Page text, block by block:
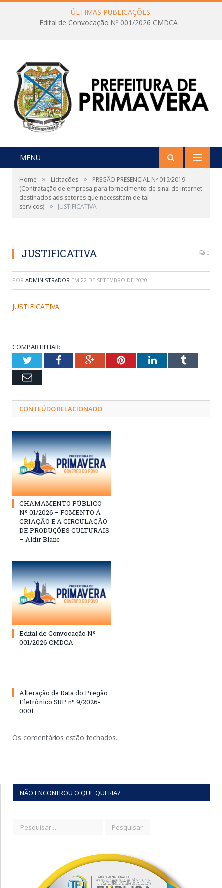
ÚLTIMAS PUBLICAÇÕES:
Edital de Convocação Nº 001/2026 CMDCA
MENU
Home » Licitações »
PREGÃO PRESENCIAL Nº 016/2019
(Contratação de empresa para fornecimento de sinal de internet
destinados aos setores que necessitam de tal
serviços) » JUSTIFICATIVA
JUSTIFICATIVA 0
POR ADMINISTRADOR EM 22 DE SETEMBRO DE 2020
JUSTIFICATIVA
COMPARTILHAR:
TwitterFacebookGoogle+PinterestLinkedInTumblr
Email
CONTEÚDO RELACIONADO
CHAMAMENTO PÚBLICO
Nº 01/2026 – FOMENTO À
CRIAÇÃO E A CIRCULAÇÃO
DE PRODUÇÕES CULTURAIS
– Aldir Blanc
Edital de Convocação Nº
001/2026 CMDCA
Alteração de Data do Pregão
Eletrônico SRP nº 9/2026-
0001
Os comentários estão fechados.
NÃO ENCONTROU O QUE QUERIA?